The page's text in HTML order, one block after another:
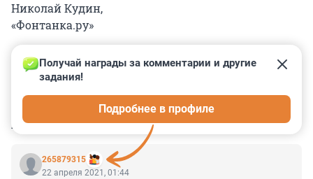
Николай Кудин,
«Фонтанка.ру»
КОММЕНТАРИИ 27
265879315
Получай награды за комментарии и другие
задания!
Подробнее в профиле
22 апреля 2021, 01:44